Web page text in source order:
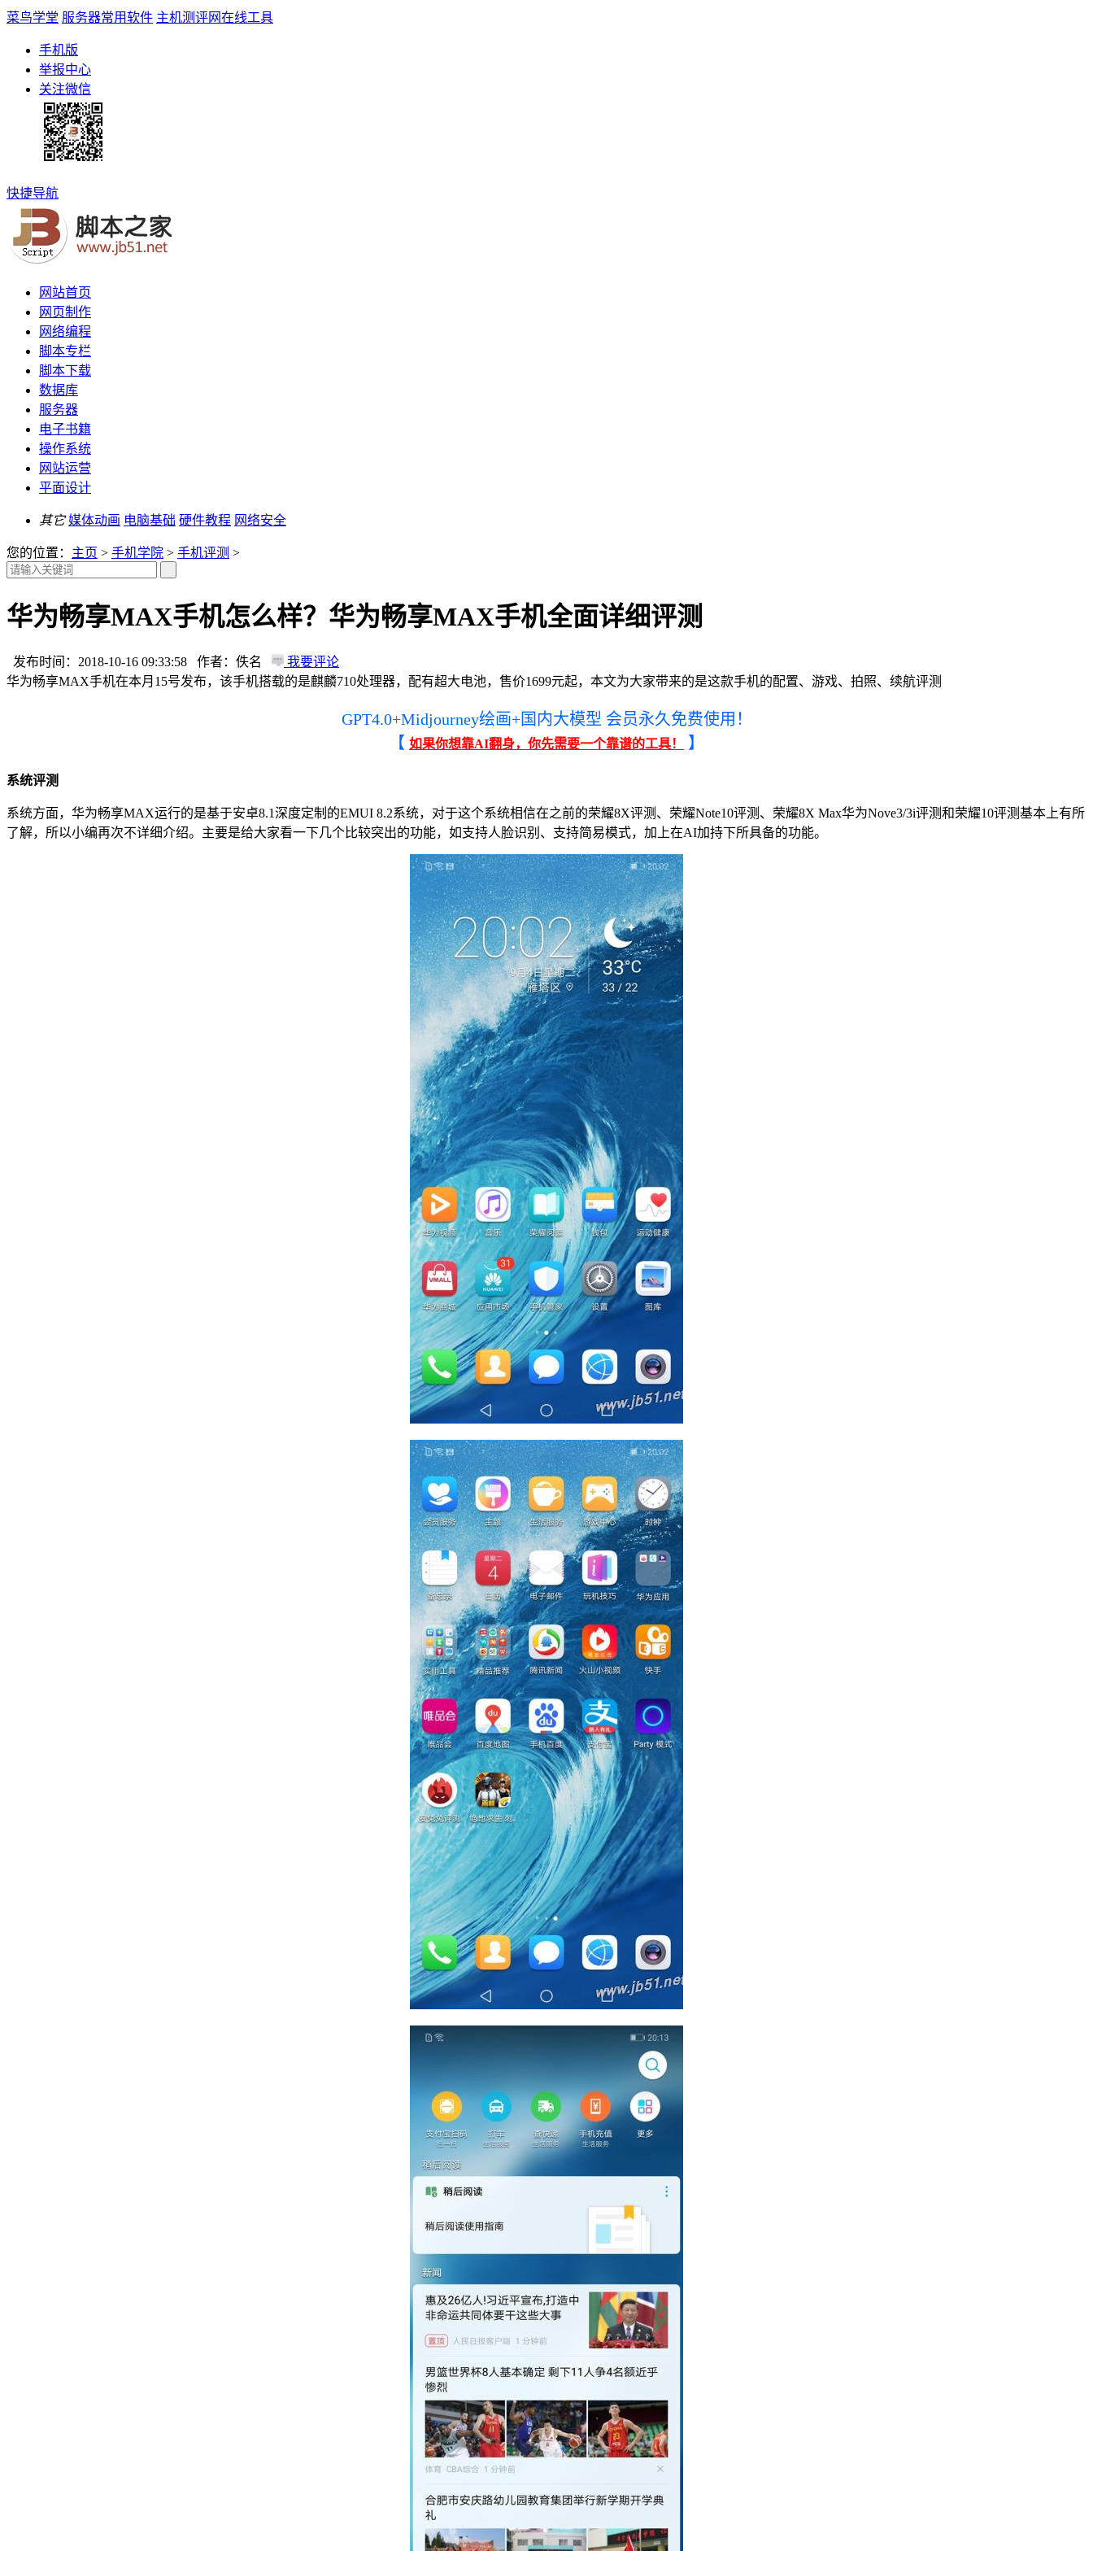
菜鸟学堂 服务器常用软件 主机测评网在线工具
手机版
举报中心
关注微信
快捷导航
网站首页
网页制作
网络编程
脚本专栏
脚本下载
数据库
服务器
电子书籍
操作系统
网站运营
平面设计
其它 媒体动画 电脑基础 硬件教程 网络安全
您的位置： 主页 > 手机学院 > 手机评测 >
华为畅享MAX手机怎么样？华为畅享MAX手机全面详细评测
发布时间：2018-10-16 09:33:58 作者：佚名
我要评论
华为畅享MAX手机在本月15号发布，该手机搭载的是麒麟710处理器，配有超大电池，售价1699元起，本文为大家带来的是这款手机的配置、游戏、拍照、续航评测
GPT4.0+Midjourney绘画+国内大模型 会员永久免费使用！
【 如果你想靠AI翻身，你先需要一个靠谱的工具！ 】
系统评测
系统方面，华为畅享MAX运行的是基于安卓8.1深度定制的EMUI 8.2系统，对于这个系统相信在之前的荣耀8X评测、荣耀Note10评测、荣耀8X Max华为Nove3/3i评测和荣耀10评测基本上有所
了解，所以小编再次不详细介绍。主要是给大家看一下几个比较突出的功能，如支持人脸识别、支持简易模式，加上在AI加持下所具备的功能。